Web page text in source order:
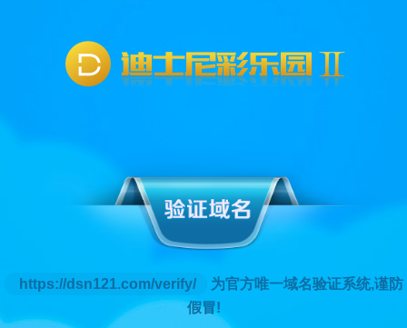
https://dsn121.com/verify/
为官方唯一域名验证系统,谨防
假冒!